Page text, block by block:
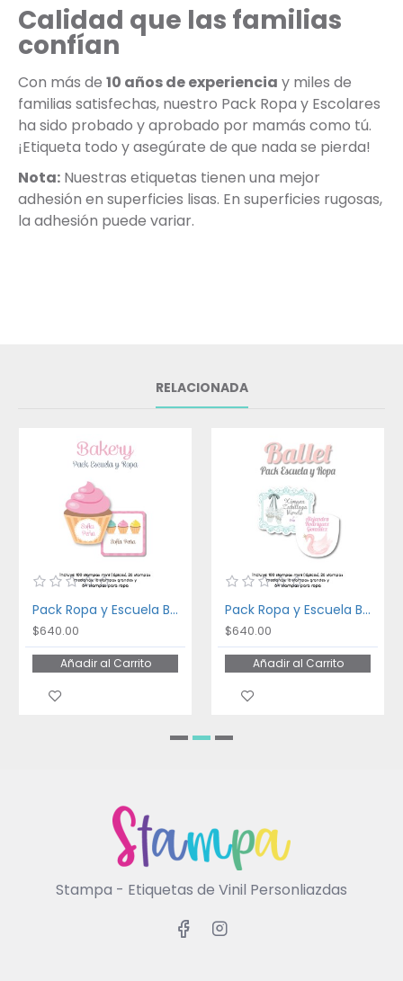
Calidad que las familias
confían
Con más de 10 años de experiencia y miles de
familias satisfechas, nuestro Pack Ropa y Escolares
ha sido probado y aprobado por mamás como tú.
¡Etiqueta todo y asegúrate de que nada se pierda!
Nota: Nuestras etiquetas tienen una mejor
adhesión en superficies lisas. En superficies rugosas,
la adhesión puede variar.
RELACIONADA
Pack Ropa y Escuela Bakery
$640.00
Añadir al Carrito
Pack Ropa y Escuela Ballet
$640.00
Añadir al Carrito
Stampa - Etiquetas de Vinil Personliazdas